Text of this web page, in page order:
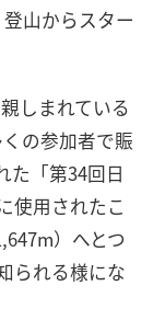
山からスター
しまれている
の参加者で賑
た「第34回日
使用されたこ
）へとつ
られる様にな